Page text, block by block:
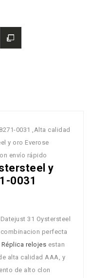
0031 ,Alta calidad
y oro Everose
envío rápido
y
0031
31 Oystersteel
perfecta
Réplica relojes estan
alta calidad AAA, y
de alto clon